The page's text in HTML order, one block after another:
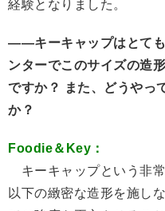
経験となりました。
――キーキャップはとても
ンターでこのサイズの造
ですか？ また、どうやっ
か？
Foodie＆Key：
キーキャップという非
以下の緻密な造形を施し